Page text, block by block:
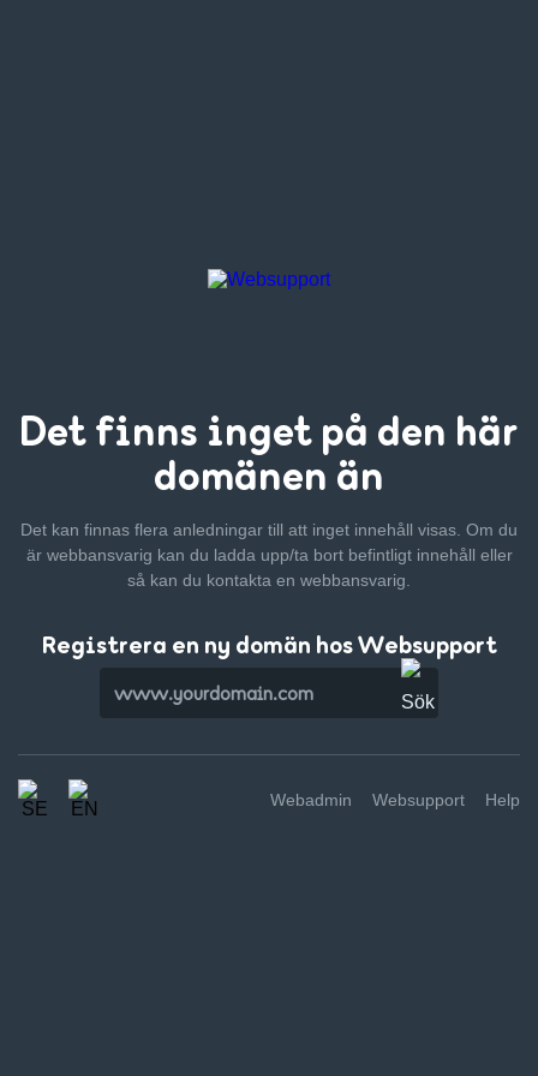
Det finns inget på den här
domänen än
Det kan finnas flera anledningar till att inget innehåll visas. Om du
är webbansvarig kan du ladda upp/ta bort befintligt innehåll eller
så kan du kontakta en webbansvarig.
Registrera en ny domän hos Websupport
Webadmin Websupport Help